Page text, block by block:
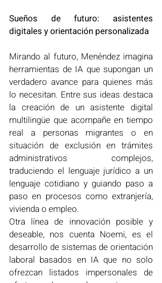
Sueños de futuro: asistentes
digitales y orientación personalizada
Mirando al futuro, Menéndez imagina
herramientas de IA que supongan un
verdadero avance para quienes más
lo necesitan. Entre sus ideas destaca
la creación de un asistente digital
multilingüe que acompañe en tiempo
real a personas migrantes o en
situación de exclusión en trámites
administrativos complejos,
traduciendo el lenguaje jurídico a un
lenguaje cotidiano y guiando paso a
paso en procesos como extranjería,
vivienda o empleo.
Otra línea de innovación posible y
deseable, nos cuenta Noemi, es el
desarrollo de sistemas de orientación
laboral basados en IA que no solo
ofrezcan listados impersonales de